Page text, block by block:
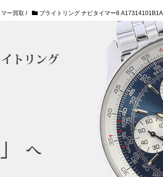
ー買取 / ブライトリング ナビタイマー8